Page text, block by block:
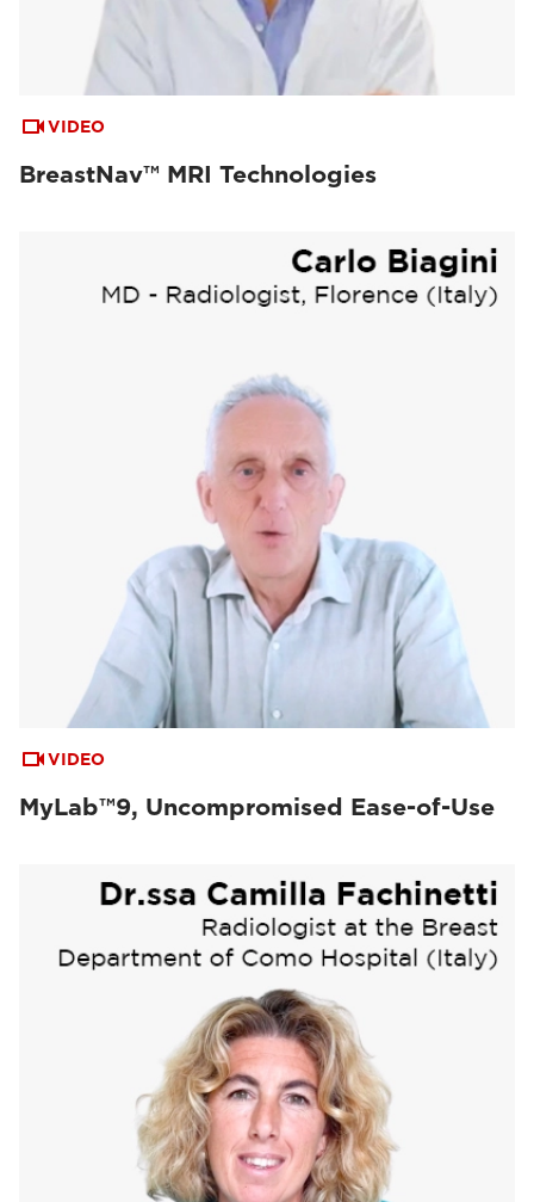
VIDEO
BreastNav™ MRI Technologies
VIDEO
MyLab™9, Uncompromised Ease-of-Use